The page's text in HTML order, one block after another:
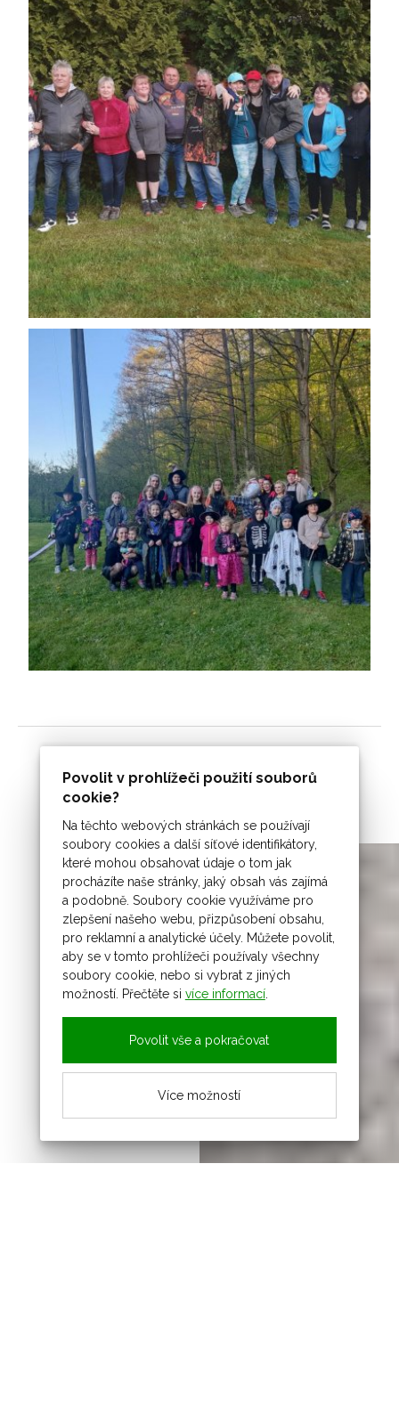
Povolit v prohlížeči použití souborů
cookie?
Na těchto webových stránkách se používají
soubory cookies a další síťové identifikátory,
které mohou obsahovat údaje o tom jak
procházíte naše stránky, jaký obsah vás zajímá
a podobně. Soubory cookie využíváme pro
zlepšení našeho webu, přizpůsobení obsahu,
pro reklamní a analytické účely. Můžete povolit,
aby se v tomto prohlížeči používaly všechny
soubory cookie, nebo si vybrat z jiných
možností. Přečtěte si více informací.
Povolit vše a pokračovat
Více možností